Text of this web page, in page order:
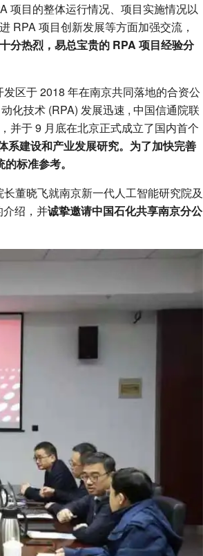
项目的整体运行情况、项目实施情况以
RPA 项目创新发展等方面加强交流，
分热烈，易总宝贵的 RPA 项目经验分
区于 2018 年在南京共同落地的合资公
化技术 (RPA) 发展迅速 , 中国信通院联
并于 9 月底在北京正式成立了国内首个
系建设和产业发展研究。为了加快完善
标准参考。
董晓飞就南京新一代人工智能研究院及
介绍，并诚挚邀请中国石化共享南京分公